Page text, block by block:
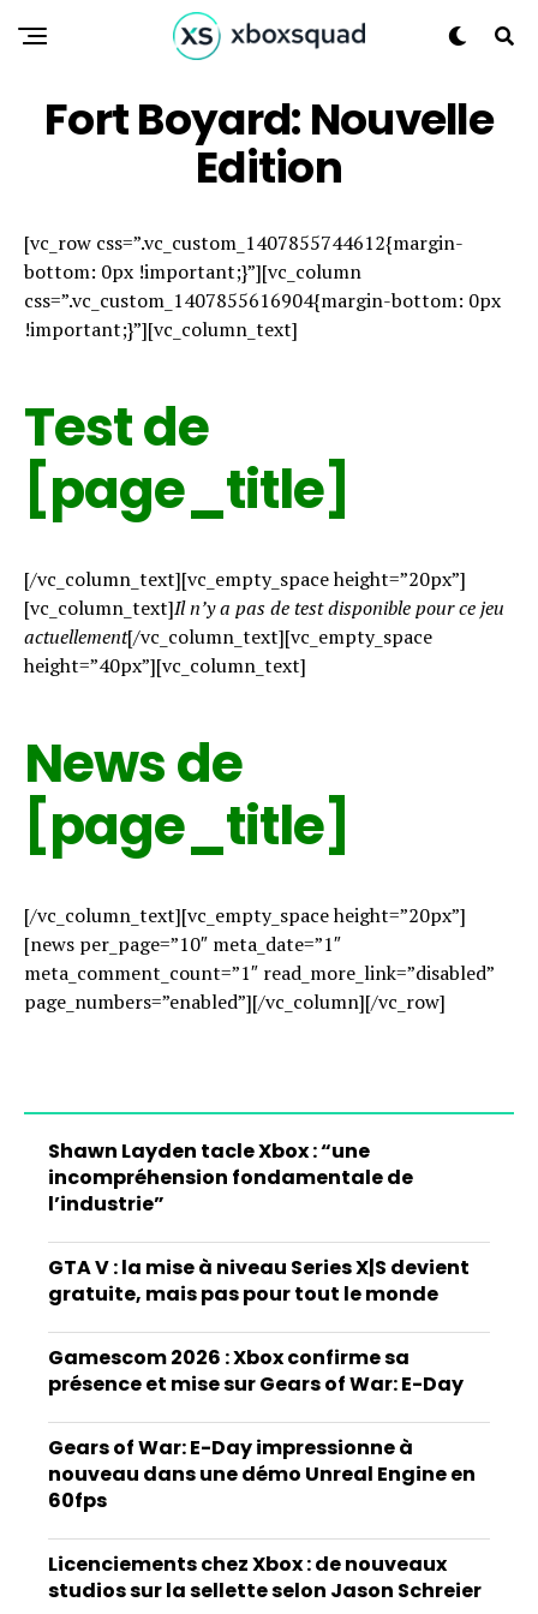
Fort Boyard: Nouvelle
Edition
[vc_row css=”.vc_custom_1407855744612{margin-
bottom: 0px !important;}”][vc_column
css=”.vc_custom_1407855616904{margin-bottom: 0px
!important;}”][vc_column_text]
Test de
[page_title]
[/vc_column_text][vc_empty_space height=”20px”]
[vc_column_text]Il n’y a pas de test disponible pour ce jeu
actuellement[/vc_column_text][vc_empty_space
height=”40px”][vc_column_text]
News de
[page_title]
[/vc_column_text][vc_empty_space height=”20px”]
[news per_page=”10″ meta_date=”1″
meta_comment_count=”1″ read_more_link=”disabled”
page_numbers=”enabled”][/vc_column][/vc_row]
Shawn Layden tacle Xbox : “une
incompréhension fondamentale de
l’industrie”
GTA V : la mise à niveau Series X|S devient
gratuite, mais pas pour tout le monde
Gamescom 2026 : Xbox confirme sa
présence et mise sur Gears of War: E-Day
Gears of War: E-Day impressionne à
nouveau dans une démo Unreal Engine en
60fps
Licenciements chez Xbox : de nouveaux
studios sur la sellette selon Jason Schreier